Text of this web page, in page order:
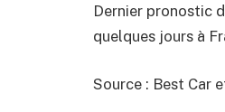
Dernier pronostic
quelques jours à
Source : Best Car